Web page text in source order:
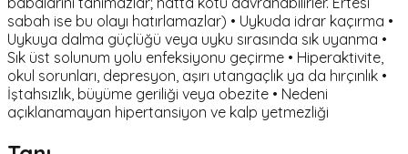
sabah ise bu olayı hatırlamazlar) • Uykuda idrar kaçırma •
Uykuya dalma güçlüğü veya uyku sırasında sık uyanma •
Sık üst solunum yolu enfeksiyonu geçirme • Hiperaktivite,
okul sorunları, depresyon, aşırı utangaçlık ya da hırçınlık •
İştahsızlık, büyüme geriliği veya obezite • Nedeni
açıklanamayan hipertansiyon ve kalp yetmezliği